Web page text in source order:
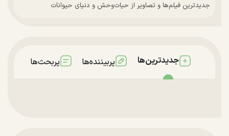
جدیدترین فیلم‌ها و تصاویر از حیات‌وحش و دنیای حیوانات
جدیدترین‌ها پربیننده‌ها پربحث‌ها